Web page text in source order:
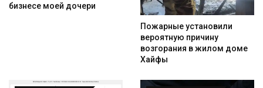
бизнесе моей дочери
Пожарные установили
вероятную причину
возгорания в жилом доме
Хайфы